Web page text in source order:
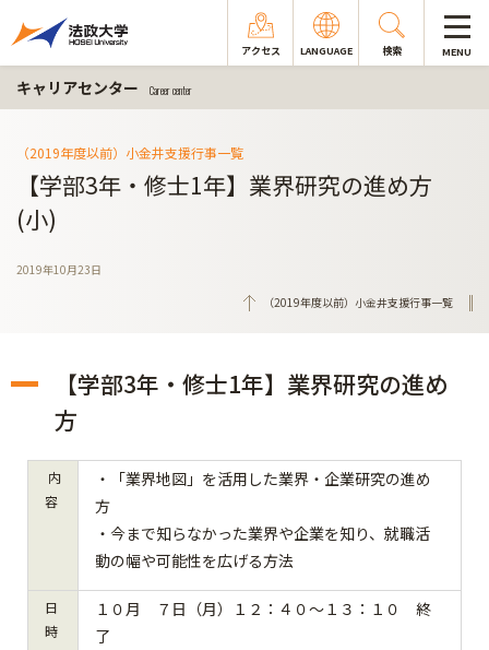
アクセス LANGUAGE 検索 MENU
キャリアセンター Career center
（2019年度以前）小金井支援行事一覧
【学部3年・修士1年】業界研究の進め方
(小)
2019年10月23日
（2019年度以前）小金井支援行事一覧
【学部3年・修士1年】業界研究の進め
方
内
容
・「業界地図」を活用した業界・企業研究の進め
方
・今まで知らなかった業界や企業を知り、就職活
動の幅や可能性を広げる方法
日
時
１０月 ７日（月）１２：４０～１３：１０
終
了